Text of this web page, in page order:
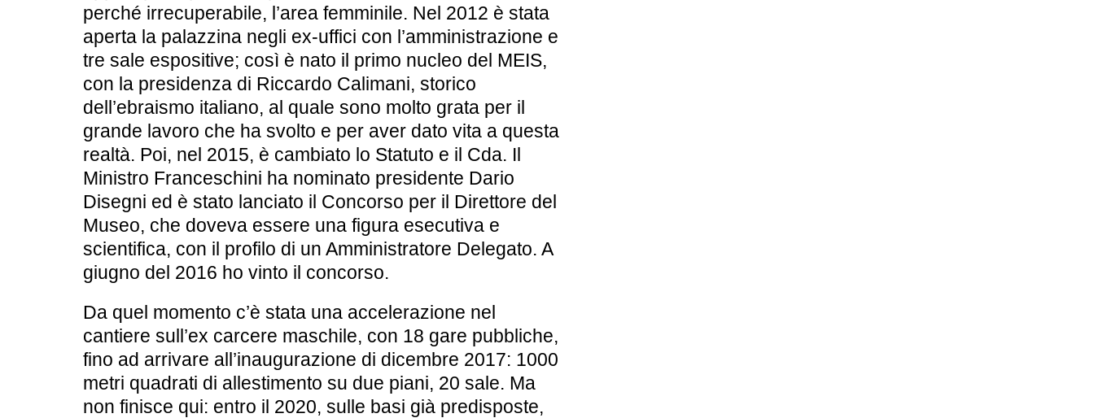
perché irrecuperabile, l’area femminile. Nel 2012 è stata
aperta la palazzina negli ex-uffici con l’amministrazione e
tre sale espositive; così è nato il primo nucleo del MEIS,
con la presidenza di Riccardo Calimani, storico
dell’ebraismo italiano, al quale sono molto grata per il
grande lavoro che ha svolto e per aver dato vita a questa
realtà. Poi, nel 2015, è cambiato lo Statuto e il Cda. Il
Ministro Franceschini ha nominato presidente Dario
Disegni ed è stato lanciato il Concorso per il Direttore del
Museo, che doveva essere una figura esecutiva e
scientifica, con il profilo di un Amministratore Delegato. A
giugno del 2016 ho vinto il concorso.
Da quel momento c’è stata una accelerazione nel
cantiere sull’ex carcere maschile, con 18 gare pubbliche,
fino ad arrivare all’inaugurazione di dicembre 2017: 1000
metri quadrati di allestimento su due piani, 20 sale. Ma
non finisce qui: entro il 2020, sulle basi già predisposte,